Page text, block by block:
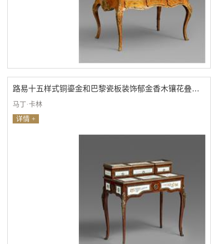
路易十五样式铜鎏金和巴黎瓷板装饰郁金香木镶花叠橱式淑女写字桌
马丁·卡林
详情 +